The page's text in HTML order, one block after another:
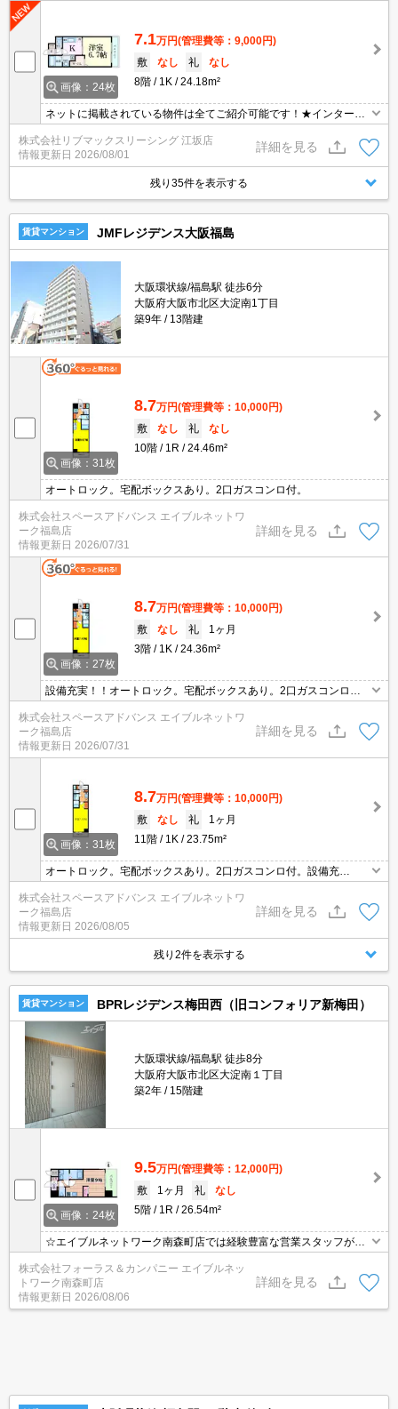
画像：24枚
7.1万円(管理費等：9,000円)
敷
なし 礼
なし
8階
1K 24.18m²
ネットに掲載されている物件は全てご紹介可能です！★インターネ
ット・Wi-Fi無料★初期費用クレジット決済可能★保証人不要★ご内
覧可能です。
株式会社リブマックスリーシング 江坂店
情報更新日 2026/08/01
詳細を見る
残り35件を表示する
賃貸マンション JMFレジデンス大阪福島
大阪環状線/福島駅 徒歩6分
大阪府大阪市北区大淀南1丁目
築9年
13階建
画像：31枚
8.7万円(管理費等：10,000円)
敷
なし 礼
なし
10階
1R 24.46m²
オートロック。宅配ボックスあり。2口ガスコンロ付。
株式会社スペースアドバンス エイブルネットワ
ーク福島店
情報更新日 2026/07/31
詳細を見る
画像：27枚
8.7万円(管理費等：10,000円)
敷
なし 礼
1ヶ月
3階
1K 24.36m²
設備充実！！オートロック。宅配ボックスあり。2口ガスコンロ
付。大阪駅徒歩圏内です。
株式会社スペースアドバンス エイブルネットワ
ーク福島店
情報更新日 2026/07/31
詳細を見る
画像：31枚
8.7万円(管理費等：10,000円)
敷
なし 礼
1ヶ月
11階
1K 23.75m²
オートロック。宅配ボックスあり。2口ガスコンロ付。設備充
実！！大阪駅徒歩圏内です。
株式会社スペースアドバンス エイブルネットワ
ーク福島店
情報更新日 2026/08/05
詳細を見る
残り2件を表示する
賃貸マンション BPRレジデンス梅田西（旧コンフォリア新梅田）
大阪環状線/福島駅 徒歩8分
大阪府大阪市北区大淀南１丁目
築2年
15階建
画像：24枚
9.5万円(管理費等：12,000円)
敷
1ヶ月 礼
なし
5階
1R 26.54m²
☆エイブルネットワーク南森町店では経験豊富な営業スタッフが多
数在籍しており、全力でサポートさせて頂きます☆ご希望の物件の
現地付近にて待ち合わせをさせていただきご内覧いただくサービス
や、主要駅までのお迎えサービスも実施中です☆詳しくは「エイブ
ルネットワーク南森町店」０１２０－８２１－２６０にお気軽にお
問合せ下さい♪
株式会社フォーラス＆カンパニー エイブルネッ
トワーク南森町店
情報更新日 2026/08/06
詳細を見る